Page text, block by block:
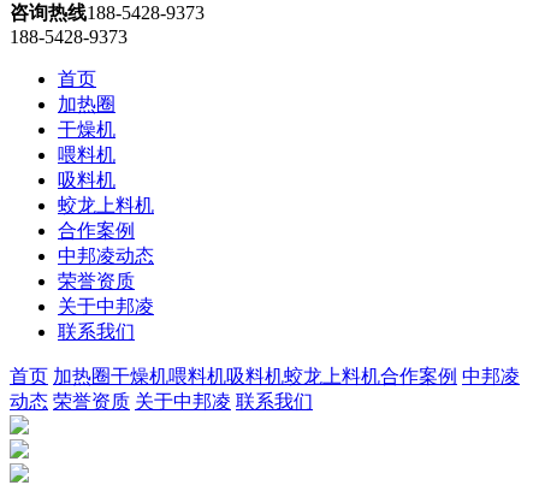
咨询热线188-5428-9373
188-5428-9373
首页
加热圈
干燥机
喂料机
吸料机
蛟龙上料机
合作案例
中邦凌动态
荣誉资质
关于中邦凌
联系我们
首页 加热圈干燥机喂料机吸料机蛟龙上料机合作案例 中邦凌
动态 荣誉资质 关于中邦凌 联系我们